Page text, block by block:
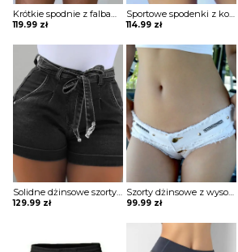
Krótkie spodnie z falbankami wysokim stanem i paskiem szorty Lukea
119.99 zł
Sportowe spodenki z kontrastowym wiązaniem szorty Fidana
114.99 zł
Solidne dżinsowe szorty z wysokim stanem Sula
129.99 zł
Szorty dżinsowe z wysokim stanem i guzikami Hallie
99.99 zł